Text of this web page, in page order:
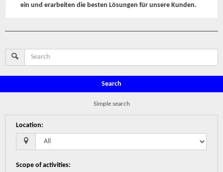
ein und erarbeiten die besten Lösungen für unsere Kunden.
Search
Simple search
Location:
Scope of activities: